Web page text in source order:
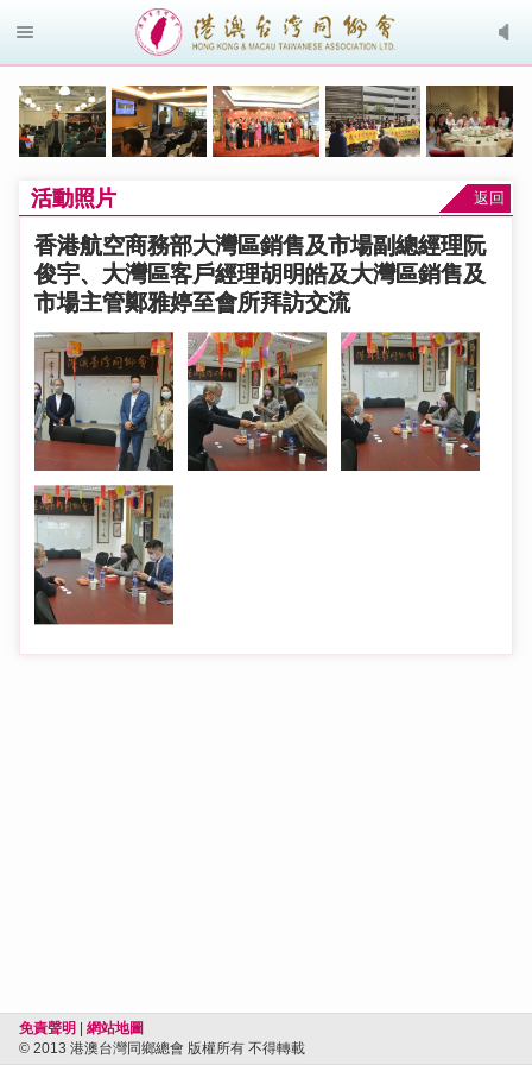
活動照片 返回
香港航空商務部大灣區銷售及市場副總經理阮
俊宇、大灣區客戶經理胡明皓及大灣區銷售及
市場主管鄭雅婷至會所拜訪交流
免責聲明
網站地圖
© 2013 港澳台灣同鄉總會 版權所有 不得轉載